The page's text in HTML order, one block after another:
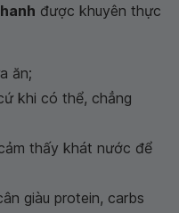
được khuyên thực
ăn;
khi có thể, chẳng
thấy khát nước để
giàu protein, carbs